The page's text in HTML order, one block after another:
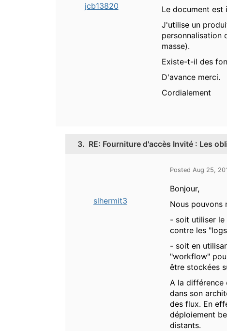
jcb13820
Le document est
J'utilise un
personnalisation
masse).
Existe-t-il des
D'avance merci.
Cordialement
3. RE: Fourniture d'accès Invité : Les
slhermit3
Posted Aug 25,
Bonjour,
Nous pouvons
- soit utiliser le
contre les
- soit en
"workflow"
être stockées
A la différence
dans son
des flux. En
déploiement
distants.